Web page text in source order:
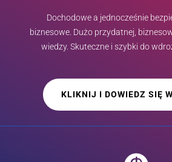
Dochodowe a jednocześnie
biznesowe. Dużo przydatnej,
wiedzy. Skuteczne i szybki do
KLIKNIJ I DOWIEDZ SIĘ